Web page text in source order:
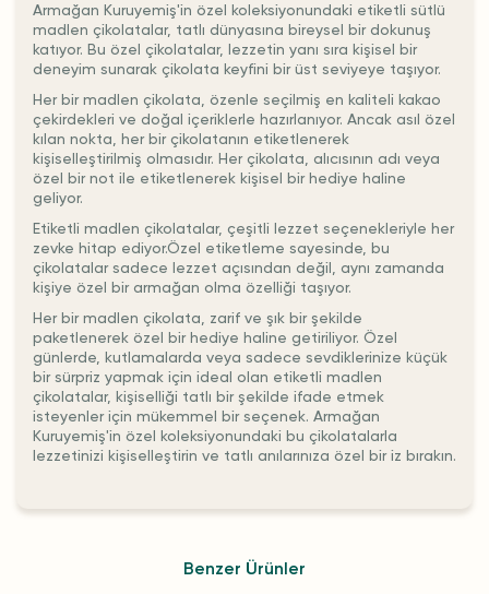
Armağan Kuruyemiş'in özel koleksiyonundaki etiketli sütlü
madlen çikolatalar, tatlı dünyasına bireysel bir dokunuş
katıyor. Bu özel çikolatalar, lezzetin yanı sıra kişisel bir
deneyim sunarak çikolata keyfini bir üst seviyeye taşıyor.
Her bir madlen çikolata, özenle seçilmiş en kaliteli kakao
çekirdekleri ve doğal içeriklerle hazırlanıyor. Ancak asıl özel
kılan nokta, her bir çikolatanın etiketlenerek
kişiselleştirilmiş olmasıdır. Her çikolata, alıcısının adı veya
özel bir not ile etiketlenerek kişisel bir hediye haline
geliyor.
Etiketli madlen çikolatalar, çeşitli lezzet seçenekleriyle her
zevke hitap ediyor.Özel etiketleme sayesinde, bu
çikolatalar sadece lezzet açısından değil, aynı zamanda
kişiye özel bir armağan olma özelliği taşıyor.
Her bir madlen çikolata, zarif ve şık bir şekilde
paketlenerek özel bir hediye haline getiriliyor. Özel
günlerde, kutlamalarda veya sadece sevdiklerinize küçük
bir sürpriz yapmak için ideal olan etiketli madlen
çikolatalar, kişiselliği tatlı bir şekilde ifade etmek
isteyenler için mükemmel bir seçenek. Armağan
Kuruyemiş'in özel koleksiyonundaki bu çikolatalarla
lezzetinizi kişiselleştirin ve tatlı anılarınıza özel bir iz bırakın.
Benzer Ürünler